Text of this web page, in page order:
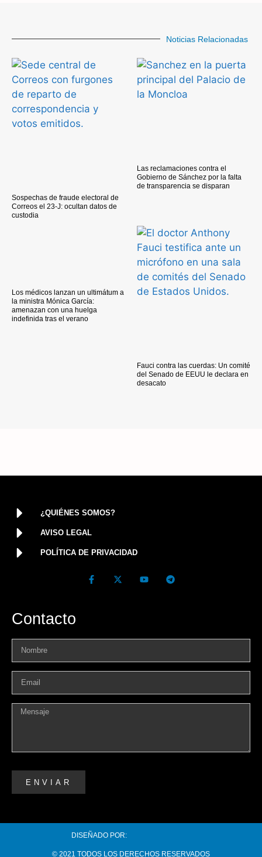
Noticias Relacionadas
Sospechas de fraude electoral de
Correos el 23-J: ocultan datos de
custodia
Las reclamaciones contra el
Gobierno de Sánchez por la falta
de transparencia se disparan
Los médicos lanzan un ultimátum a
la ministra Mónica García:
amenazan con una huelga
indefinida tras el verano
Fauci contra las cuerdas: Un comité
del Senado de EEUU le declara en
desacato
¿QUIÉNES SOMOS?
AVISO LEGAL
POLÍTICA DE PRIVACIDAD
Contacto
ENVIAR
DISEÑADO POR:
© 2021 TODOS LOS DERECHOS RESERVADOS